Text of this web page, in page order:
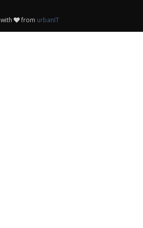
with from urbanIT